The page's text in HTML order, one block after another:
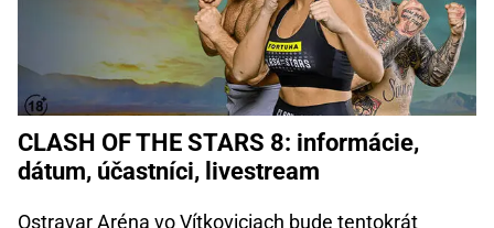
CLASH OF THE STARS 8: informácie,
dátum, účastníci, livestream
Ostravar Aréna vo Vítkoviciach bude tentokrát